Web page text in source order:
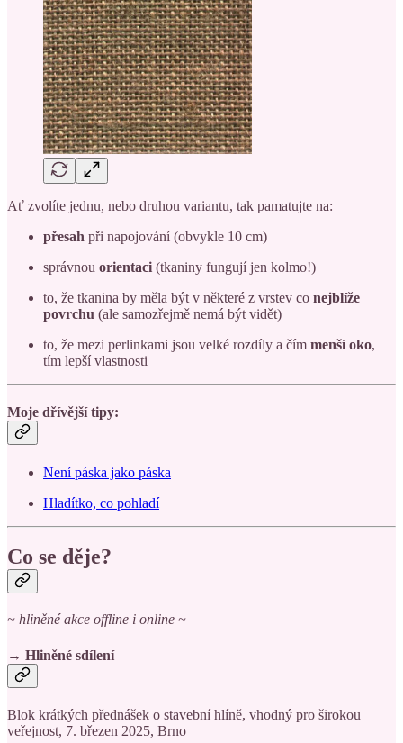
Ať zvolíte jednu, nebo druhou variantu, tak pamatujte na:
přesah při napojování (obvykle 10 cm)
správnou orientaci (tkaniny fungují jen kolmo!)
to, že tkanina by měla být v některé z vrstev co nejblíže
povrchu (ale samozřejmě nemá být vidět)
to, že mezi perlinkami jsou velké rozdíly a čím menší oko,
tím lepší vlastnosti
Moje dřívější tipy:
Není páska jako páska
Hladítko, co pohladí
Co se děje?
~ hliněné akce offline i online ~
→ Hliněné sdílení
Blok krátkých přednášek o stavební hlíně, vhodný pro širokou
veřejnost, 7. březen 2025, Brno